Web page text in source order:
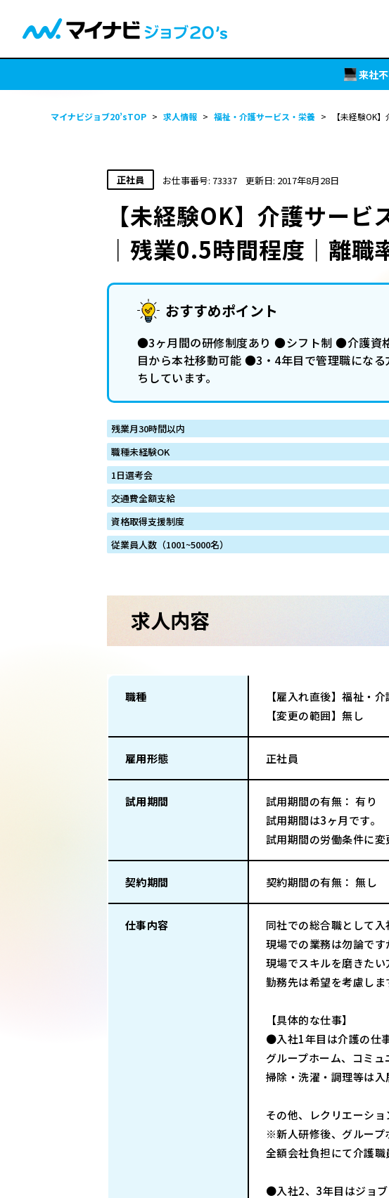
来社
マイナビジョブ20’sTOP > 求人情報 > 福祉・介護サービス・栄養 > 【未経験OK
正社員 お仕事番号: 73337 更新日: 2017年8月28日
【未経験OK】介護サー
｜残業0.5時間程度｜離職
おすすめポイント
●3ヶ月間の研修制度あり ●シフト制 ●介護資
目から本社移動可能 ●3・4年目で管理職にな
ちしています。
残業月30時間以内
職種未経験OK
1日選考会
交通費全額支給
資格取得支援制度
従業員人数（1001~5000名）
求人内容
職種
【雇入れ直後】福祉・
【変更の範囲】無し
雇用形態 正社員
試用期間
試用期間の有無： 有り
試用期間は3ヶ月です。
試用期間の労働条件に変
契約期間 契約期間の有無： 無し
仕事内容
同社での総合職として入
現場での業務は勿論です
現場でスキルを磨きたい
勤務先は希望を考慮しま
【具体的な仕事】
●入社1年目は介護の仕
グループホーム、コミ
掃除・洗濯・調理等は
その他、レクリエーシ
※新人研修後、グループ
全額会社負担にて介護
●入社2、3年目はジョブ